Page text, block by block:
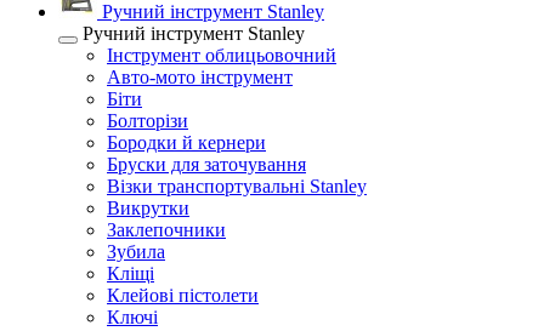
Ручний інструмент Stanley
Ручний інструмент Stanley
Інструмент облицьовочний
Авто-мото інструмент
Біти
Болторізи
Бородки й кернери
Бруски для заточування
Візки транспортувальні Stanley
Викрутки
Заклепочники
Зубила
Кліщі
Клейові пістолети
Ключі